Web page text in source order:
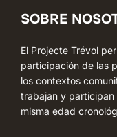
SOBRE
El Projecte Trévol
participación de las
los contextos
trabajan y participan
misma edad